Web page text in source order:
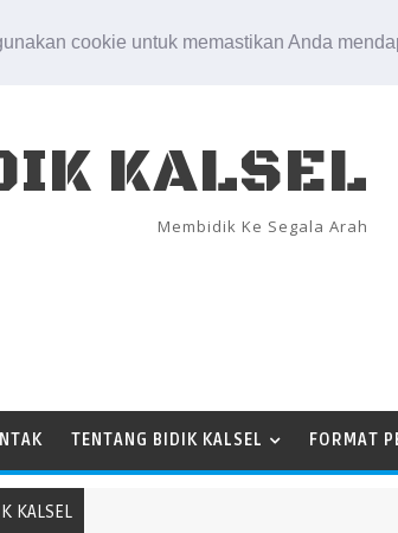
cookie untuk memastikan Anda
KALSEL
Membidik Ke Segala Arah
TENTANG BIDIK KALSEL FORMAT
KALSEL